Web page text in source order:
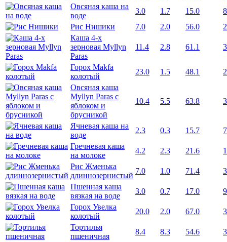
Овсяная каша на
воде
3.0 1.7 15.0
Рис Нишики
7.0 2.0 56.0
Каша 4-х
зерновая Myllyn
Paras
11.4 2.8 61.1
Горох Makfa
колотый
23.0 1.5 48.1
Овсяная каша
Myllyn Paras с
яблоком и
брусникой
10.4 5.5 63.8
Ячневая каша на
воде
2.3 0.3 15.7
Гречневая каша
на молоке
4.2 2.3 21.6
Рис Жменька
длиннозернистый
7.0 1.0 71.4
Пшенная каша
вязкая на воде
3.0 0.7 17.0
Горох Увелка
колотый
20.0 2.0 67.0
Тортилья
пшеничная
8.4 8.3 54.6